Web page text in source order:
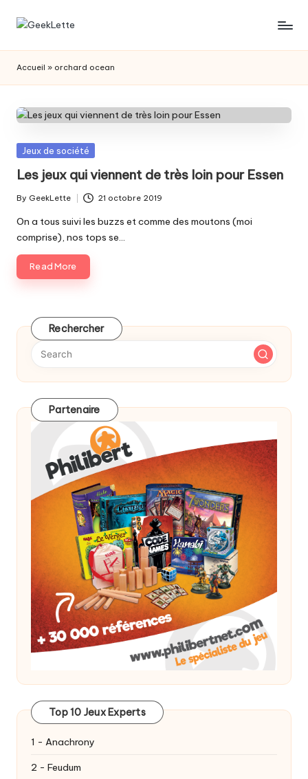
Skip
G
e
e
k
L
e
t
t
e
les
de
société
Accueil » orchard ocean
Posted
Jeux de société
Les jeux qui viennent de très loin pour Essen
Posted
by
By GeekLette 21 octobre 2019
On a tous suivi les buzzs et comme des moutons (moi
comprise), nos tops se…
Read More
Rechercher
Partenaire
Top 10 Jeux Experts
1 - Anachrony
2 - Feudum